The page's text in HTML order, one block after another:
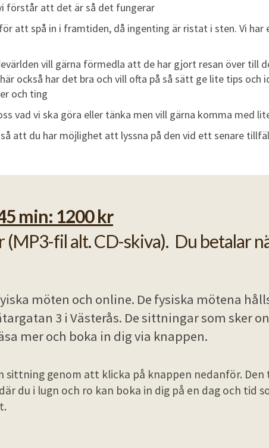
förstår att det är så det fungerar
att spå in i framtiden, då ingenting är ristat i sten. Vi
vill gärna förmedla att de har gjort resan över till
också har det bra och vill ofta på så sätt ge lite tips
och ting
vad vi ska göra eller tänka men vill gärna komma med
att du har möjlighet att lyssna på den vid ett senare
min: 1200 kr
(MP3-fil alt. CD-skiva). Du betalar
möten och online. De fysiska mötena
3 i Västerås. De sittningar som sker
mer och boka in dig via knappen.
sittning genom att klicka på knappen nedanför. Den
du i lugn och ro kan boka in dig på en dag och tid